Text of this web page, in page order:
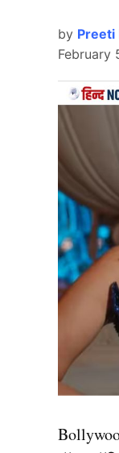
वहीं अब
फिल्म
महीने में
by Preeti
February